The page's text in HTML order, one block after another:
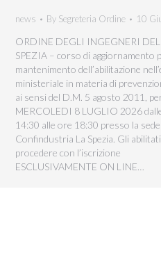
news By Segreteria Ordine 10
ORDINE DEGLI INGEGNERI
SPEZIA – corso di aggiornamento
mantenimento dell’abilitazione
ministeriale in materia di
ai sensi del D.M. 5 agosto 2011,
MERCOLEDI 8 LUGLIO 2026
14:30 alle ore 18:30 presso la sede
Confindustria La Spezia. Gli
procedere con l’iscrizione
ESCLUSIVAMENTE ON LINE…